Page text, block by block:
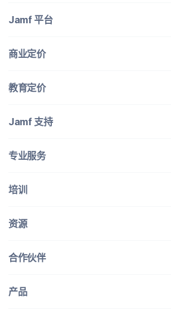
Jamf平台
商业定​价
教育定​价
Jamf 支持
专业​服务
培训
资源
合作​伙伴
产品